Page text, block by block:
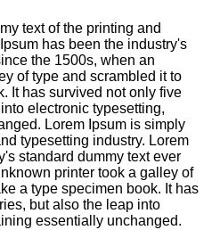
text of the printing and
has been the industry's
the 1500s, when an
of type and scrambled it to
It has survived not only five
electronic typesetting,
Lorem Ipsum is simply
typesetting industry. Lorem
standard dummy text ever
printer took a galley of
a type specimen book. It has
but also the leap into
essentially unchanged.